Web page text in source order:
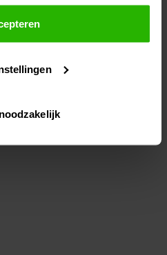
geef je Voordeeluitjes.nl
social media en
te plaatsen.
privacybeleid
je ook zelf instellen welke